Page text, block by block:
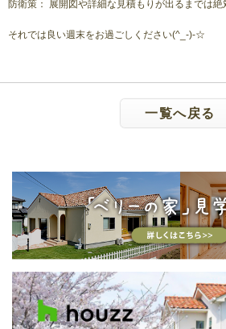
防衛策： 展開図や詳細な見積もりが出るまでは絶
それでは良い週末をお過ごしください(^_-)-☆
一覧へ戻る